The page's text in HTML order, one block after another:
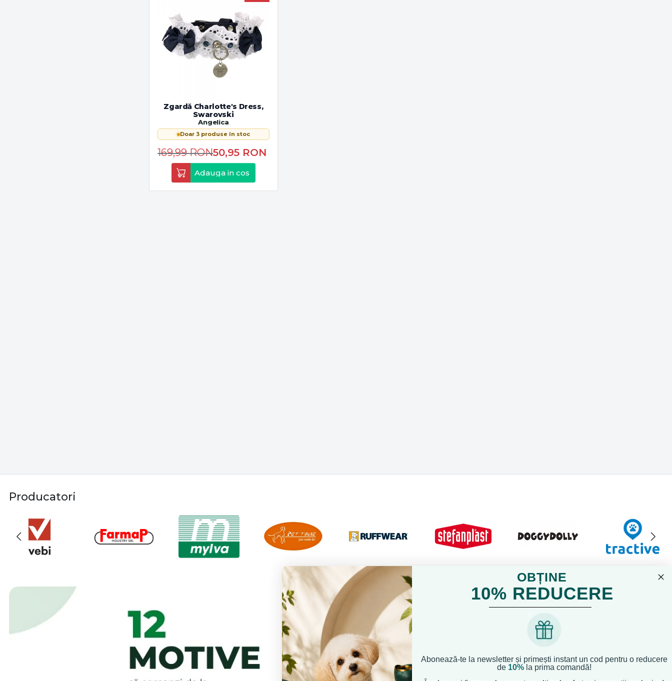
Zgardă Charlotte's Dress,
Swarovski
Angelica
Doar 3 produse în stoc
50,95 RON
169,99RON
Adauga in cos
Producatori
OBȚINE
10% REDUCERE
Abonează-te la newsletter și primești instant un cod pentru o reducere
de 10%la prima comandă!